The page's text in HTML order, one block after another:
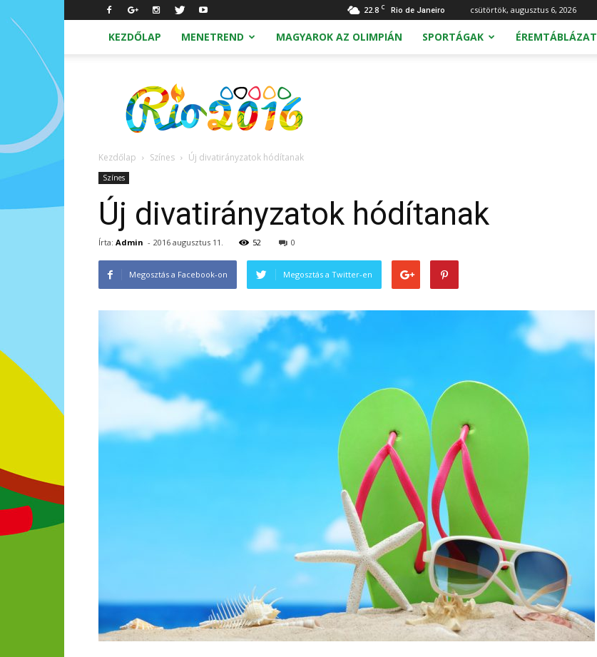
22.8 C Rio de Janeiro csütörtök, augusztus 6, 2026
KEZDŐLAP MENETREND MAGYAROK AZ OLIMPIÁN SPORTÁGAK ÉREMTÁBLÁZAT
Olimpia
2016
Rio
Kezdőlap Színes Új divatirányzatok hódítanak
Színes
Új divatirányzatok hódítanak
Írta: Admin - 2016 augusztus 11. 52 0
Megosztás a Facebook-on Megosztás a Twitter-en